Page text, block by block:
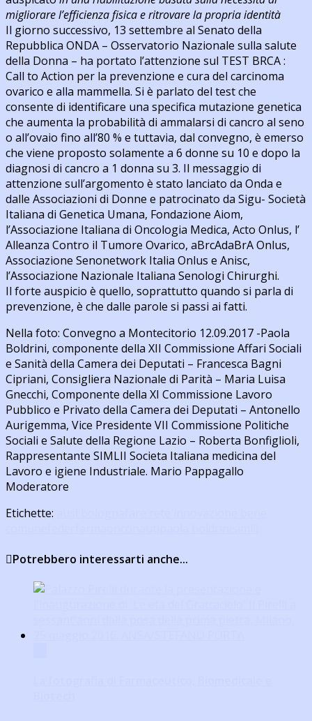
migliorare l’efficienza fisica e ritrovare la propria identità
Il giorno successivo, 13 settembre al Senato della
Repubblica ONDA – Osservatorio Nazionale sulla salute
della Donna – ha portato l’attenzione sul TEST BRCA :
Call to Action per la prevenzione e cura del carcinoma
ovarico e alla mammella. Si è parlato del test che
consente di identificare una specifica mutazione genetica
che aumenta la probabilità di ammalarsi di cancro al seno
o all’ovaio fino all’80 % e tuttavia, dal convegno, è emerso
che viene proposto solamente a 6 donne su 10 e dopo la
diagnosi di cancro a 1 donna su 3. Il messaggio di
attenzione sull’argomento è stato lanciato da Onda e
dalle Associazioni di Donne e patrocinato da Sigu- Società
Italiana di Genetica Umana, Fondazione Aiom,
l’Associazione Italiana di Oncologia Medica, Acto Onlus, l’
Alleanza Contro il Tumore Ovarico, aBrcAdaBrA Onlus,
Associazione Senonetwork Italia Onlus e Anisc,
l’Associazione Nazionale Italiana Senologi Chirurghi.
Il forte auspicio è quello, soprattutto quando si parla di
prevenzione, è che dalle parole si passi ai fatti.
Nella foto: Convegno a Montecitorio 12.09.2017 -Paola
Boldrini, componente della XII Commissione Affari Sociali
e Sanità della Camera dei Deputati – Francesca Bagni
Cipriani, Consigliera Nazionale di Parità – Maria Luisa
Gnecchi, Componente della XI Commissione Lavoro
Pubblico e Privato della Camera dei Deputati – Antonello
Aurigemma, Vice Presidente VII Commissione Politiche
Sociali e Salute della Regione Lazio – Roberta Bonfiglioli,
Rappresentante SIMLII Societa Italiana medicina del
Lavoro e igiene Industriale. Mario Pappagallo
Moderatore
Etichette:
Potrebbero interessarti anche...